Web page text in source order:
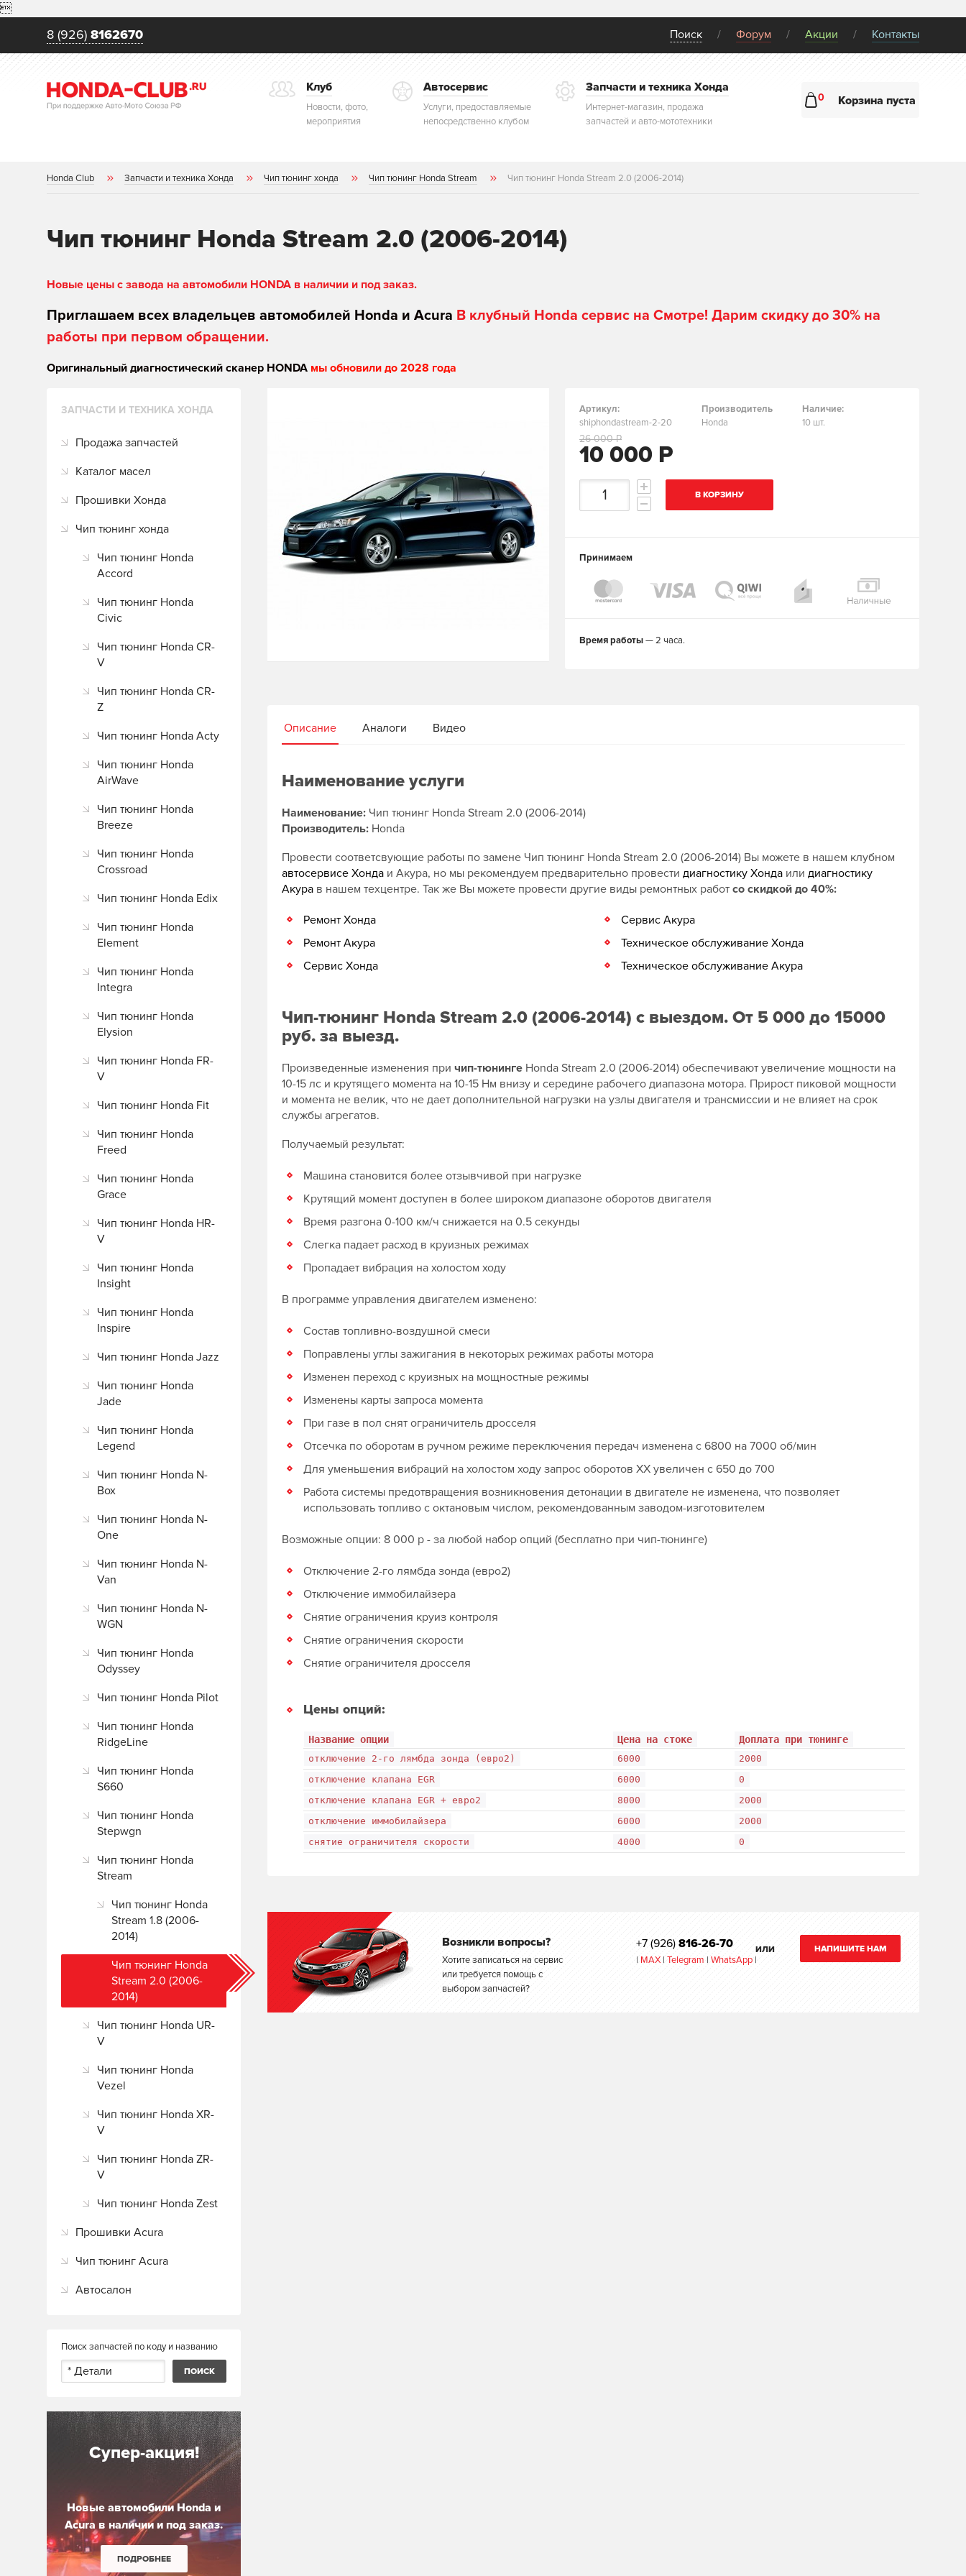

8 (926) 8162670 Поиск Форум Акции Контакты
Клуб
Новости, фото,
мероприятия
Автосервис
Услуги, предоставляемые
непосредственно клубом
Запчасти и техника Хонда
Интернет-магазин, продажа
запчастей и авто-мототехники
0 Корзина пуста
Honda Club Запчасти и техника Хонда Чип тюнинг хонда Чип тюнинг Honda Stream Чип тюнинг Honda Stream 2.0 (2006-2014)
Чип тюнинг Honda Stream 2.0 (2006-2014)
Новые цены с завода на автомобили HONDA в наличии и под заказ.
Приглашаем всех владельцев автомобилей Honda и Acura В клубный Honda сервис на Смотре! Дарим скидку до 30% на
работы при первом обращении.
Оригинальный диагностический сканер HONDA мы обновили до 2028 года
ЗАПЧАСТИ И ТЕХНИКА ХОНДА
Продажа запчастей
Каталог масел
Прошивки Хонда
Чип тюнинг хонда
Чип тюнинг Honda
Accord
Чип тюнинг Honda
Civic
Чип тюнинг Honda CR-
V
Чип тюнинг Honda CR-
Z
Чип тюнинг Honda Acty
Чип тюнинг Honda
AirWave
Чип тюнинг Honda
Breeze
Чип тюнинг Honda
Crossroad
Чип тюнинг Honda Edix
Чип тюнинг Honda
Element
Чип тюнинг Honda
Integra
Чип тюнинг Honda
Elysion
Чип тюнинг Honda FR-
V
Чип тюнинг Honda Fit
Чип тюнинг Honda
Freed
Чип тюнинг Honda
Grace
Чип тюнинг Honda HR-
V
Чип тюнинг Honda
Insight
Чип тюнинг Honda
Inspire
Чип тюнинг Honda Jazz
Чип тюнинг Honda
Jade
Чип тюнинг Honda
Legend
Чип тюнинг Honda N-
Box
Чип тюнинг Honda N-
One
Чип тюнинг Honda N-
Van
Чип тюнинг Honda N-
WGN
Чип тюнинг Honda
Odyssey
Чип тюнинг Honda Pilot
Чип тюнинг Honda
RidgeLine
Чип тюнинг Honda
S660
Чип тюнинг Honda
Stepwgn
Чип тюнинг Honda
Stream
Чип тюнинг Honda
Stream 1.8 (2006-
2014)
Чип тюнинг Honda
Stream 2.0 (2006-
2014)
Чип тюнинг Honda UR-
V
Чип тюнинг Honda
Vezel
Чип тюнинг Honda XR-
V
Чип тюнинг Honda ZR-
V
Чип тюнинг Honda Zest
Прошивки Acura
Чип тюнинг Acura
Автосалон
Поиск запчастей по коду и названию
Супер-акция!
Новые автомобили Honda и
Acura в наличии и под заказ.
ПОДРОБНЕЕ
Артикул:
shiphondastream-2-20
Производитель
Honda
Наличие:
10 шт.
10 000 Р
26 000 Р
В КОРЗИНУ
Принимаем
Время работы— 2 часа.
Описание Аналоги Видео
Наименование услуги
Наименование: Чип тюнинг Honda Stream 2.0 (2006-2014)
Производитель: Honda
Провести соответсвующие работы по замене Чип тюнинг Honda Stream 2.0 (2006-2014) Вы можете в нашем клубном
автосервисе Хонда и Акура, но мы рекомендуем предварительно провести диагностику Хонда или диагностику
Акура в нашем техцентре. Так же Вы можете провести другие виды ремонтных работ со скидкой до 40%:
Ремонт Хонда
Ремонт Акура
Сервис Хонда
Сервис Акура
Техническое обслуживание Хонда
Техническое обслуживание Акура
Чип-тюнинг Honda Stream 2.0 (2006-2014) с выездом. От 5 000 до 15000
руб. за выезд.
Произведенные изменения при чип-тюнинге Honda Stream 2.0 (2006-2014) обеспечивают увеличение мощности на
10-15 лс и крутящего момента на 10-15 Нм внизу и середине рабочего диапазона мотора. Прирост пиковой мощности
и момента не велик, что не дает дополнительной нагрузки на узлы двигателя и трансмиссии и не влияет на срок
службы агрегатов.
Получаемый результат:
Машина становится более отзывчивой при нагрузке
Крутящий момент доступен в более широком диапазоне оборотов двигателя
Время разгона 0-100 км/ч снижается на 0.5 секунды
Слегка падает расход в круизных режимах
Пропадает вибрация на холостом ходу
В программе управления двигателем изменено:
Состав топливно-воздушной смеси
Поправлены углы зажигания в некоторых режимах работы мотора
Изменен переход с круизных на мощностные режимы
Изменены карты запроса момента
При газе в пол снят ограничитель дросселя
Отсечка по оборотам в ручном режиме переключения передач изменена с 6800 на 7000 об/мин
Для уменьшения вибраций на холостом ходу запрос оборотов ХХ увеличен с 650 до 700
Работа системы предотвращения возникновения детонации в двигателе не изменена, что позволяет
использовать топливо с октановым числом, рекомендованным заводом-изготовителем
Возможные опции: 8 000 р - за любой набор опций (бесплатно при чип-тюнинге)
Отключение 2-го лямбда зонда (евро2)
Отключение иммобилайзера
Снятие ограничения круиз контроля
Снятие ограничения скорости
Снятие ограничителя дросселя
Цены опций:
Название опции Цена на стоке Доплата при тюнинге
отключение 2-го лямбда зонда (евро2) 6000
2000
отключение клапана EGR
6000
0
отключение клапана EGR + евро2
8000
2000
отключение иммобилайзера
6000
2000
снятие ограничителя скорости
4000 0
Возникли вопросы?
Хотите записаться на сервис
или требуется помощь с
выбором запчастей?
+7 (926) 816-26-70
| MAX | Telegram | WhatsApp |
ИЛИ НАПИШИТЕ НАМ